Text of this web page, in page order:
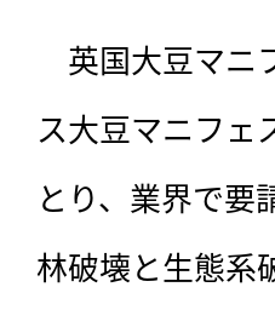
英国大豆マニ
ス大豆マニフェ
とり、業界で要
林破壊と生態系